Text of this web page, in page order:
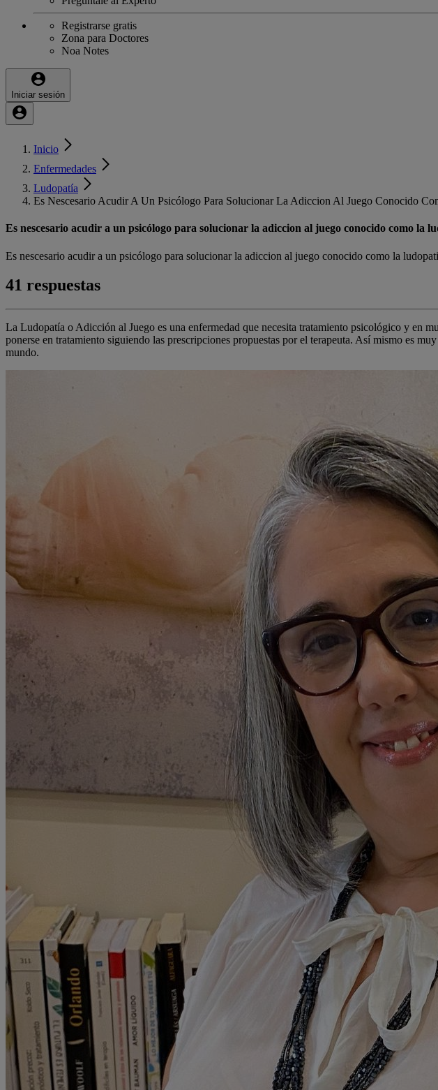
Registrarse gratis
Zona para Doctores
Noa Notes
Iniciar sesión
Inicio
Enfermedades
Ludopatía
Es Nescesario Acudir A Un Psicólogo Para Solucionar La Adiccion Al Juego Conocido
Es nescesario acudir a un psicólogo para solucionar la adiccion al juego conocido como la
Es nescesario acudir a un psicólogo para solucionar la adiccion al juego conocido como la
41 respuestas
La Ludopatía o Adicción al Juego es una enfermedad que necesita tratamiento psicológico y en
ponerse en tratamiento siguiendo las prescripciones propuestas por el terapeuta. Así mismo es
mundo.